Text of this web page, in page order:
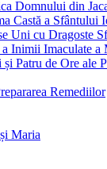
Domnului din
Castă a Sfântului
Uni cu Dragoste
a Inimii Imaculate a
și Patru de Ore ale
Remediilor
Maria